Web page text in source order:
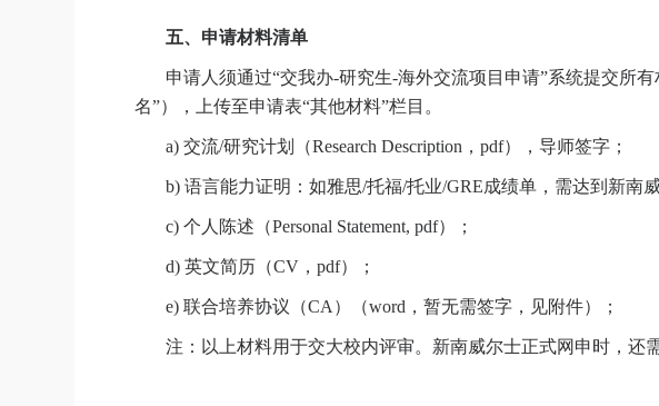
五、申请材料清单
申请人须通过“交我办-研究生-海外交流项目申请”系统提交所
名”），上传至申请表“其他材料”栏目。
a) 交流/研究计划（Research Description ， pdf），导师签字；
b) 语言能力证明：如雅思/托福/托业/GRE成绩单，需达到新南
c) 个人陈述（Personal Statement, pdf）；
d) 英文简历（CV， pdf）；
e) 联合培养协议（CA ）（word ，暂无需签字，见附件）；
注：以上材料用于交大校内评审。新南威尔士正式网申时，还